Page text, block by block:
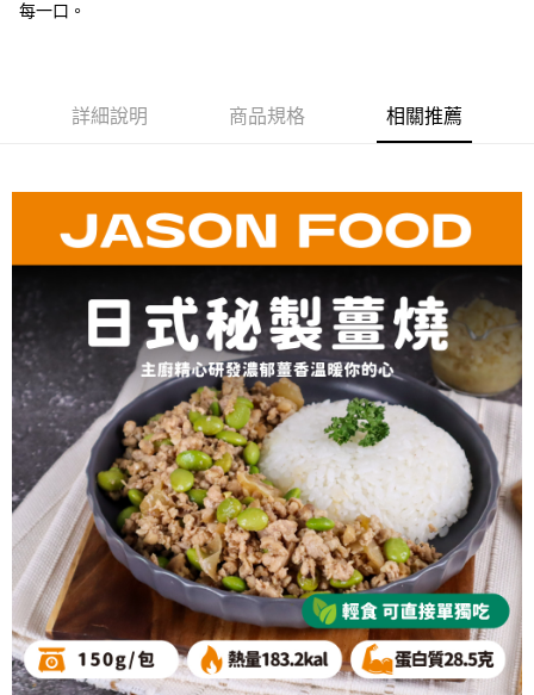
台新國際商業銀行
全盈+PAY
【大哥付你分期使用說明】
1.本服務由台灣大哥大提供，台灣大哥大用戶可立即使用無須另外申請。
3.實際核准額度、可分期數及費用金額請依後續交易確認頁面所載為準。
4.訂單成立30分鐘內，如未前往確認交易或遇審核未通過，訂單將自動取
【繳款方式說明】
1.分期款項不併入電信帳單，「大哥付你分期」於每月結算日後寄送繳費提
醒簡訊。
2.透過簡訊連結打開帳單後，可選擇「超商條碼／台灣大直營門市／銀行轉
帳／街口支付／iPASS MONEY」等通路繳費。
【注意事項】
1.本服務係由「台灣大哥大股份有限公司」（以下簡稱本公司）所提供，讓
用戶於交易時，得透過本服務購買商品或服務，並由商店將買賣／分期付款
買賣價金債權讓與本公司後，依約使用本公司帳單繳交帳款。
2.基於同意付款使用「大哥付你分期」之契約關係目的，商店將以您的個人
資料（包含姓名、電話或地址）提供予台灣大哥大進項蒐集、處理及利用，
由本公司與您本人進行分期帳單所需資料之確認、核對及更正。
3.完整用戶服務條款，請詳閱以下連結：https://oppay.tw/userRule
【關於「AFTEE先享後付」】
AFTEE先享後付是「在收到商品之後才付款」的支付方式。 讓您購物簡單
便利好安心！
１．簡單：不需註冊會員、不需綁卡、不需儲值。
３．安心：先確認商品／服務後，再付款。
【「AFTEE先享後付」結帳流程】
１．於結帳方式選擇「AFTEE先享後付」後，將跳轉至「AFTEE先享後付」
結帳頁面，進行簡訊認證並確認金額後，即可完成結帳。
２．訂單成立數日內，您將收到繳費通知簡訊。
３．收到繳費通知簡訊後14天內，點擊此簡訊中的連結，可透過四大超商／
ATM／網路銀行／等多元方式進行付款，方視為交易完成。
※ 請注意：結帳手續完成當下不需立刻繳費，但若您需要取消訂單，請聯絡
購買商品的店家。未經商家同意取消之訂單仍視為有效，需透過AFTEE先享
後付繳納相關費用。
※ 交易是否成功請以「AFTEE先享後付 」之結帳頁面顯示為準，若有關於
是否繳費成功／繳費後需取消欲退款等相關疑問，請聯繫「AFTEE先享後付
客戶支援中心」
https://netprotections.freshdesk.com/support/home
【注意事項】
１．透過由恩沛科技股份有限公司提供之「AFTEE先享後付」服務完成之交
易，需依本服務之必要範圍內提供個人資料，並將交易相關給付款項請求債
權轉讓予恩沛科技股份有限公司。
ATM付款
冷凍｜全家貨到付款
每筆NT$130，滿NT$1,299(含以上)免運費
冷凍｜付款後全家取貨
每筆NT$130，滿NT$1,299(含以上)免運費
冷凍｜宅配
每筆NT$160，滿NT$2,000(含以上)免運費
冷凍｜離島宅配
每筆NT$260，滿NT$2,500(含以上)免運費
每一口。
詳細說明 商品規格 相關推薦